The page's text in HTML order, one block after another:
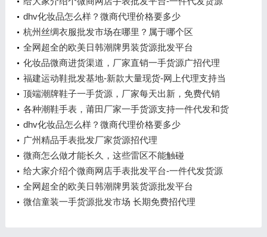
dhv化妆品怎么样？微商代理价格要多少
杭州丝绸衣服批发市场在哪里？属于哪个区
全网超全的欧美日韩潮牌男装货源批发平台
化妆品微商进货渠道，厂家直销一手货源广招代理
福建运动鞋批发基地-新款大量现货-网上代理支持当
天发货
顶端潮牌鞋子一手货源，厂家每天出新，免费代销
各种潮鞋手表，莆田厂家一手货源支持一件代发和货
到付款
dhv化妆品怎么样？微商代理价格要多少
广州精品手表批发厂家货源招代理
微商怎么做才能长久，这些雷区不能触碰
给大家介绍个微商网店手表批发平台-一件代发货源
全网超全的欧美日韩潮牌男装货源批发平台
微信童装一手货源批发市场 长期免费招代理